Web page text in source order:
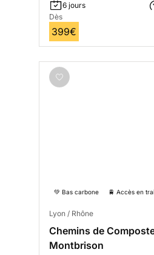
6 jours
Dès
399€
💚 Bas carbone 🚆 Accès en
Lyon / Rhône
Chemins de
Montbrison